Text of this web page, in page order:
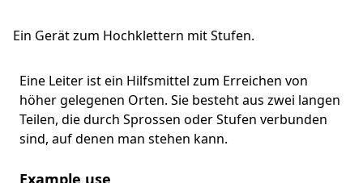
Ein Gerät zum Hochklettern mit Stufen.
Eine Leiter ist ein Hilfsmittel zum Erreichen von
höher gelegenen Orten. Sie besteht aus zwei langen
Teilen, die durch Sprossen oder Stufen verbunden
sind, auf denen man stehen kann.
Example use